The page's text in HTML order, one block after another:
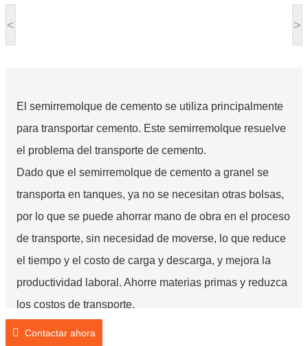
< >
El semirremolque de cemento se utiliza principalmente
para transportar cemento. Este semirremolque resuelve
el problema del transporte de cemento.
Dado que el semirremolque de cemento a granel se
transporta en tanques, ya no se necesitan otras bolsas,
por lo que se puede ahorrar mano de obra en el proceso
de transporte, sin necesidad de moverse, lo que reduce
el tiempo y el costo de carga y descarga, y mejora la
productividad laboral. Ahorre materias primas y reduzca
los costos de transporte.
Contactar ahora